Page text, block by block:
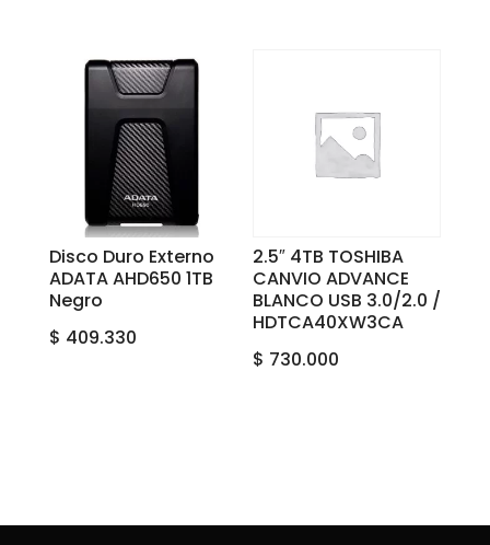
Disco Duro Externo
ADATA AHD650 1TB
Negro
$ 409.330
2.5″ 4TB TOSHIBA
CANVIO ADVANCE
BLANCO USB 3.0/2.0 /
HDTCA40XW3CA
$ 730.000